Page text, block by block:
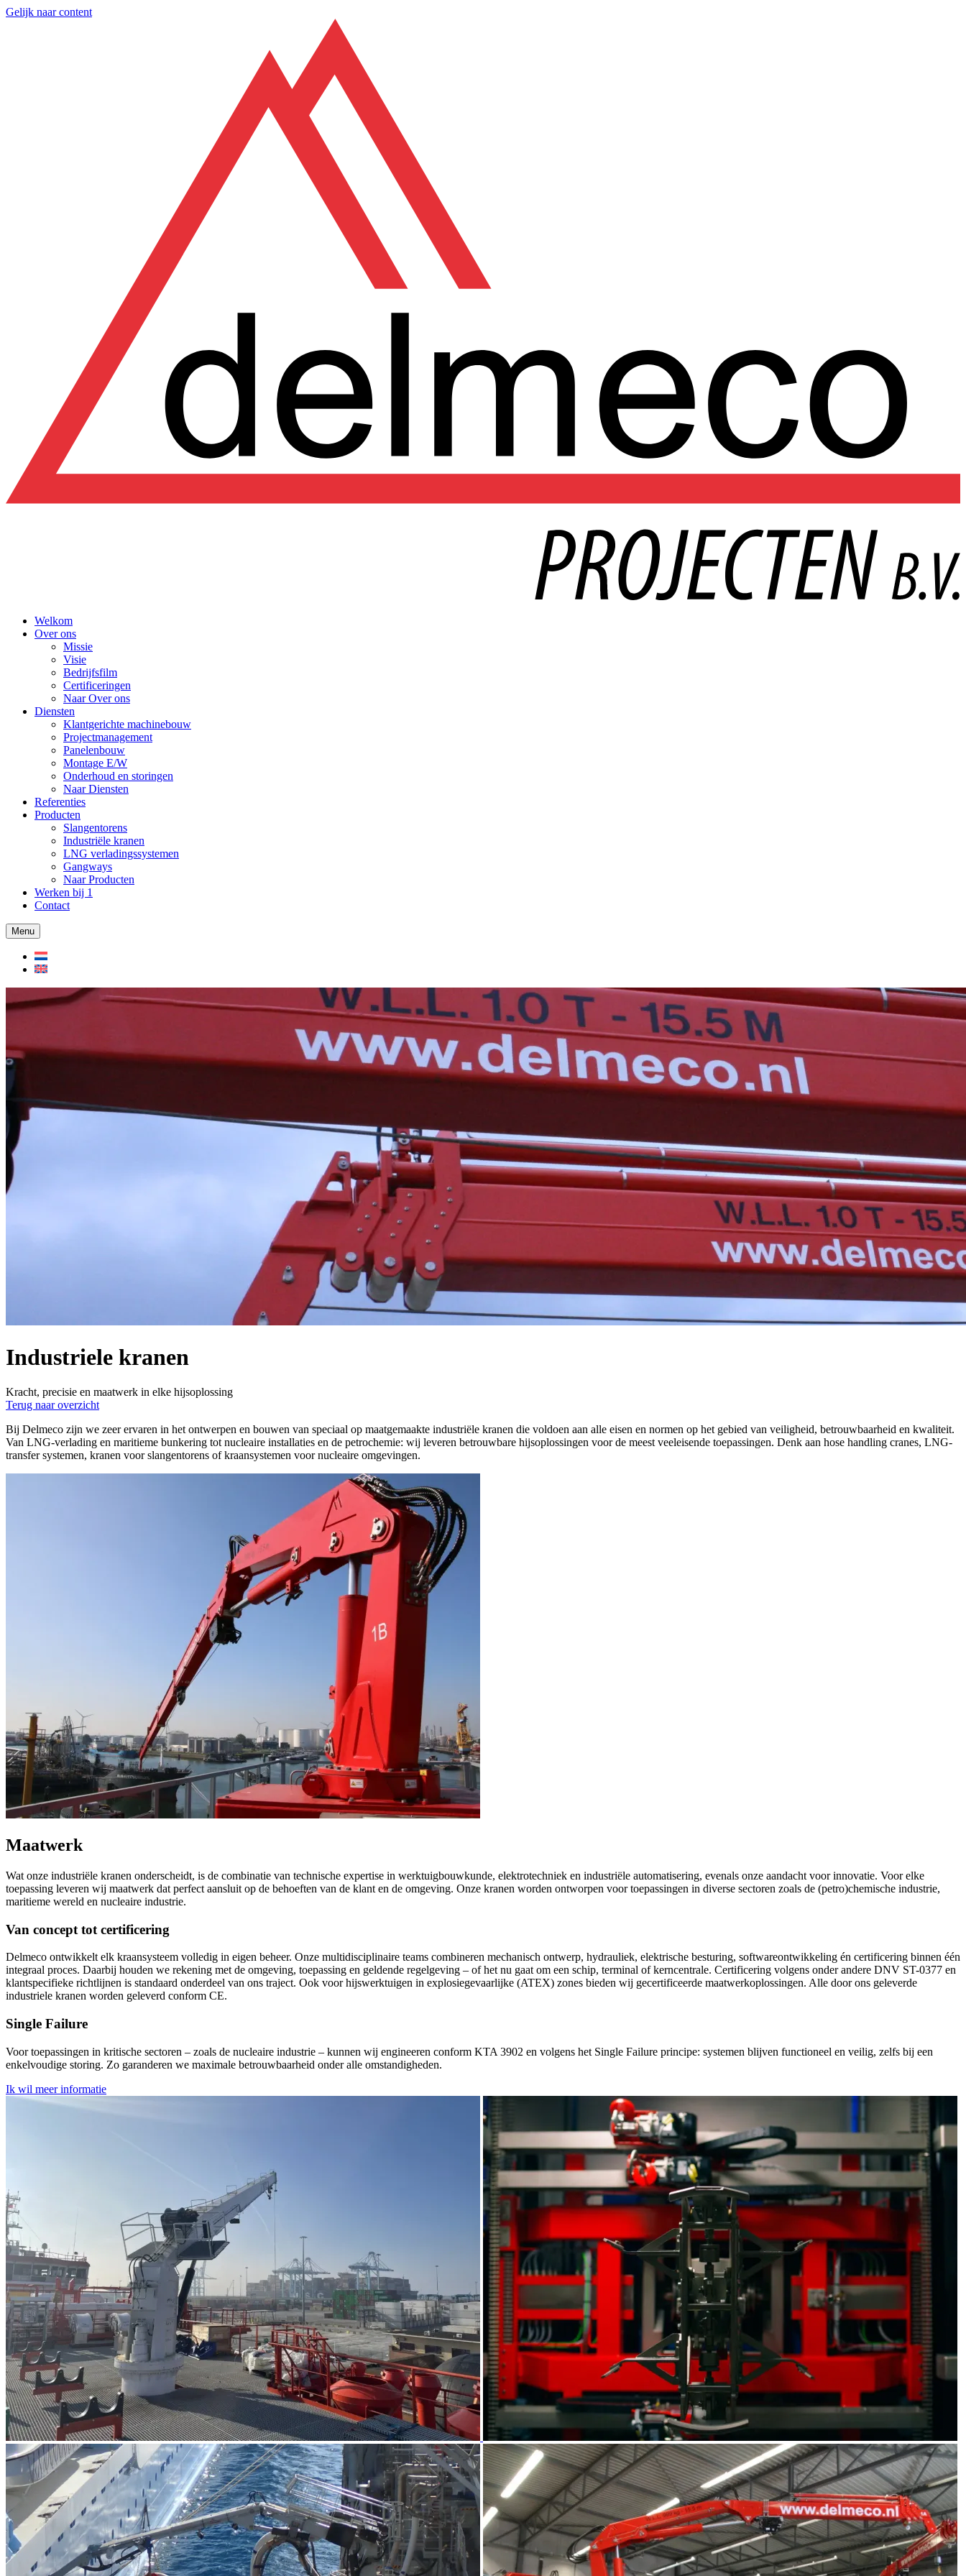
Gelijk naar content
Welkom
Over ons
Missie
Visie
Bedrijfsfilm
Certificeringen
Naar Over ons
Diensten
Klantgerichte machinebouw
Projectmanagement
Panelenbouw
Montage E/W
Onderhoud en storingen
Naar Diensten
Referenties
Producten
Slangentorens
Industriële kranen
LNG verladingssystemen
Gangways
Naar Producten
Werken bij 1
Contact
Menu
Industriele kranen
Kracht, precisie en maatwerk in elke hijsoplossing
Terug naar overzicht
Bij Delmeco zijn we zeer ervaren in het ontwerpen en bouwen van speciaal op maatgemaakte industriële kranen die voldoen aan alle eisen en normen op het gebied van veiligheid, betrouwbaarheid en kwaliteit.
Van LNG-verlading en maritieme bunkering tot nucleaire installaties en de petrochemie: wij leveren betrouwbare hijsoplossingen voor de meest veeleisende toepassingen. Denk aan hose handling cranes, LNG-
transfer systemen, kranen voor slangentorens of kraansystemen voor nucleaire omgevingen.
Maatwerk
Wat onze industriële kranen onderscheidt, is de combinatie van technische expertise in werktuigbouwkunde, elektrotechniek en industriële automatisering, evenals onze aandacht voor innovatie. Voor elke
toepassing leveren wij maatwerk dat perfect aansluit op de behoeften van de klant en de omgeving. Onze kranen worden ontworpen voor toepassingen in diverse sectoren zoals de (petro)chemische industrie,
maritieme wereld en nucleaire industrie.
Van concept tot certificering
Delmeco ontwikkelt elk kraansysteem volledig in eigen beheer. Onze multidisciplinaire teams combineren mechanisch ontwerp, hydrauliek, elektrische besturing, softwareontwikkeling én certificering binnen één
integraal proces. Daarbij houden we rekening met de omgeving, toepassing en geldende regelgeving – of het nu gaat om een schip, terminal of kerncentrale. Certificering volgens onder andere DNV ST-0377 en
klantspecifieke richtlijnen is standaard onderdeel van ons traject. Ook voor hijswerktuigen in explosiegevaarlijke (ATEX) zones bieden wij gecertificeerde maatwerkoplossingen. Alle door ons geleverde
industriele kranen worden geleverd conform CE.
Single Failure
Voor toepassingen in kritische sectoren – zoals de nucleaire industrie – kunnen wij engineeren conform KTA 3902 en volgens het Single Failure principe: systemen blijven functioneel en veilig, zelfs bij een
enkelvoudige storing. Zo garanderen we maximale betrouwbaarheid onder alle omstandigheden.
Ik wil meer informatie